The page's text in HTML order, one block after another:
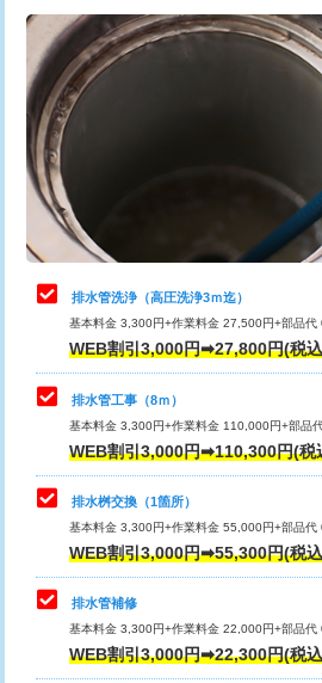
給水管工事※（ライニング鋼管・銅
管・ポリ管・HT管使用/3ｍまで)
給水管工事※（ライニング鋼管・銅
管・ポリ管・HT管使用/3ｍ超え)
排水管工事（土の掘削・埋め戻し作
業）
排水管工事（排水管工事/3ｍまで）
排水管工事（追加 排水管工事/3ｍ超
え）
マス交換（土の掘削・埋め戻し作業）
マス交換（深さ50㎝未満）
マス交換（深さ50㎝以上）
コンクリート斫り（厚さ10㎝まで）
コンクリート斫り（厚さ10㎝超え）
モルタル補修（厚さ10㎝まで）
モルタル補修（厚さ10㎝超え）
追加トーラー機使用/3m超え
カメラ調査
桝清掃
止水・漏水調査・防水処理・清掃・修
理・調整・分解・加工など（軽作業）
止水・漏水調査・防水処理・清掃・修
理・調整・分解・加工など（中作業）
止水・漏水調査・防水処理・清掃・修
理・調整・分解・加工など（重作業）
その他部品の脱着
交換・取付（タンク）
交換・取付(単水栓（壁付・デッキ
式）)
交換・取付(混合水栓（壁付・デッキ
式・ワンホール）)
交換・取付(排水栓・排水トラップ
排水管洗浄（高圧洗浄3ｍ迄）
基本料金 3,300円+作業料金 27,500円+部品代
WEB割引3,000円➡27,800円(税
排水管工事（8ｍ）
基本料金 3,300円+作業料金 110,000円+部品
WEB割引3,000円➡110,300円(税
排水桝交換（1箇所）
基本料金 3,300円+作業料金 55,000円+部品代
WEB割引3,000円➡55,300円(税
排水管補修
基本料金 3,300円+作業料金 22,000円+部品代
WEB割引3,000円➡22,300円(税